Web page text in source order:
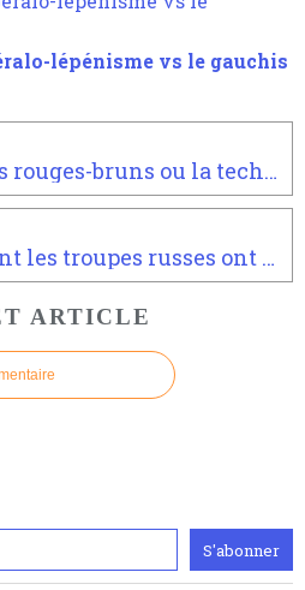
lépénisme vs le gauchis
FACHOSPHERE / Les rouges-bruns ou la technique d'hameçonnage de l'extrême-droite
HISTOIRE / Comment les troupes russes ont conquis l'asie centrale
ARTICLE